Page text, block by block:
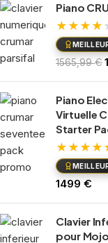
Enceintes Actives
Tables de
Piano
★ ★ ★ ★
1565,99€
Piano
Virtuelle
Starter
★ ★ ★ ★
1499 €
Clavier
pour